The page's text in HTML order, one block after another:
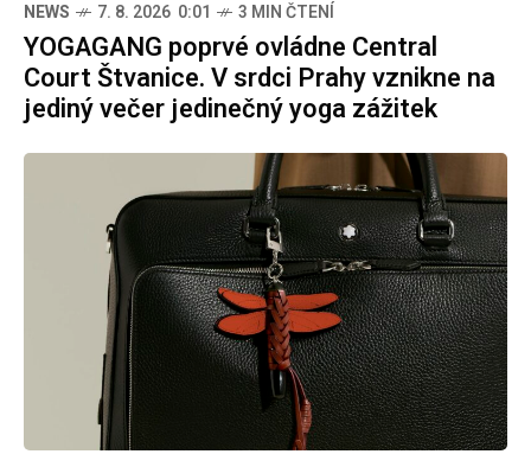
NEWS 7. 8. 2026 0:01 3 MIN ČTENÍ
YOGAGANG poprvé ovládne Central
Court Štvanice. V srdci Prahy vznikne na
jediný večer jedinečný yoga zážitek